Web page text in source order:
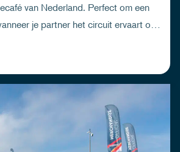
van Nederland. Perfect om een
je partner het circuit ervaart of